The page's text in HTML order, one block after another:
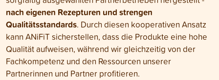
nach eigenen Rezepturen und strengen
Qualitätsstandards. Durch diesen kooperativen Ansatz
kann ANiFiT sicherstellen, dass die Produkte eine hohe
Qualität aufweisen, während wir gleichzeitig von der
Fachkompetenz und den Ressourcen unserer
Partnerinnen und Partner profitieren.